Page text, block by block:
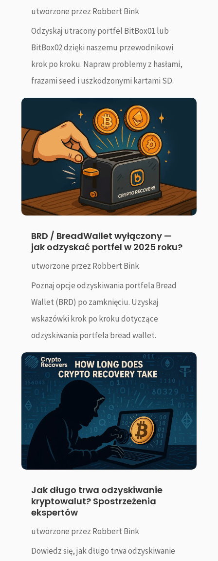
utworzone przez Robbert Bink
Odzyskaj utracony portfel BitBox01 lub
BitBox02 dzięki naszemu przewodnikowi
krok po kroku. Napraw problemy z hasłami,
frazami seed i uszkodzonymi kartami SD.
BRD / BreadWallet wyłączony —
jak odzyskać portfel w 2025 roku?
utworzone przez Robbert Bink
Poznaj opcje odzyskiwania portfela Bread
Wallet (BRD) po zamknięciu. Uzyskaj
wskazówki krok po kroku dotyczące
odzyskiwania portfela bread wallet.
Jak długo trwa odzyskiwanie
kryptowalut? Spostrzeżenia
ekspertów
utworzone przez Robbert Bink
Dowiedz się, jak długo trwa odzyskiwanie